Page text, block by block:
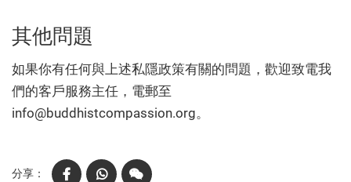
其他問題
如果你有任何與上述私隱政策有關的問題，歡迎致電我
們的客戶服務主任，電郵至
info@buddhistcompassion.org。